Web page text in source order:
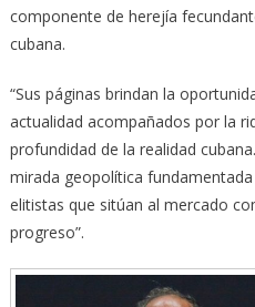
componente de herejía
cubana.
“Sus páginas brindan la
actualidad acompañados por la
profundidad de la realidad
mirada geopolítica
elitistas que sitúan al mercado
progreso”.